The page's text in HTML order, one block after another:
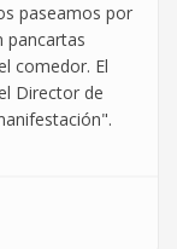
paseamos por
pancartas
comedor. El
Director de